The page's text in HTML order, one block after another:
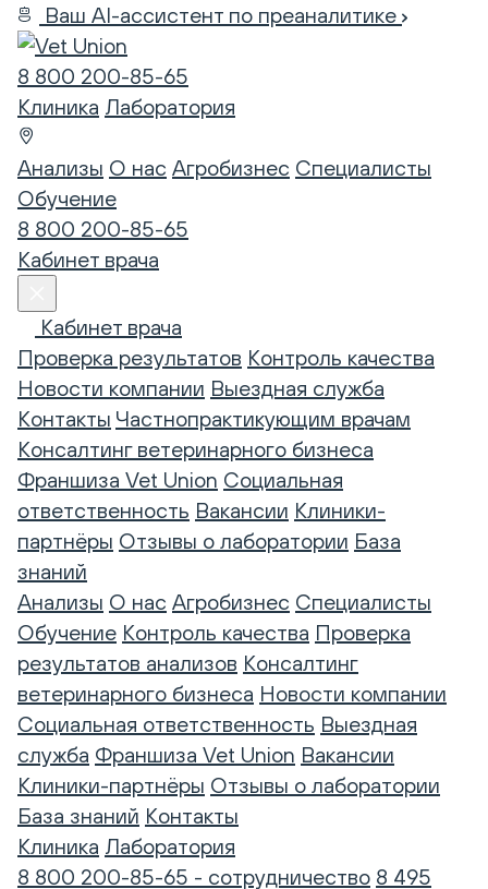
Ваш AI-ассистент по преаналитике
8 800 200-85-65
Клиника Лаборатория
Анализы О нас Агробизнес Специалисты
Обучение
8 800 200-85-65
Кабинет врача
Кабинет врача
Проверка результатов Контроль качества
Новости компании Выездная служба
Контакты Частнопрактикующим врачам
Консалтинг ветеринарного бизнеса
Франшиза Vet Union Социальная
ответственность Вакансии Клиники-
партнёры Отзывы о лаборатории База
знаний
Анализы О нас Агробизнес Специалисты
Обучение Контроль качества Проверка
результатов анализов Консалтинг
ветеринарного бизнеса Новости компании
Социальная ответственность Выездная
служба Франшиза Vet Union Вакансии
Клиники-партнёры Отзывы о лаборатории
База знаний Контакты
Клиника Лаборатория
8 800 200-85-65 - сотрудничество 8 495